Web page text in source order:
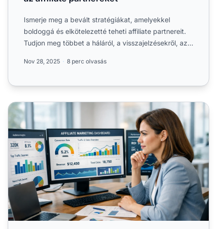
Ismerje meg a bevált stratégiákat, amelyekkel
boldoggá és elkötelezetté teheti affiliate partnereit.
Tudjon meg többet a háláról, a visszajelzésekről, az
Nov 28, 2025 8 perc olvasás
Hogyan kutassuk fel és értékeljük a potenciális affiliate